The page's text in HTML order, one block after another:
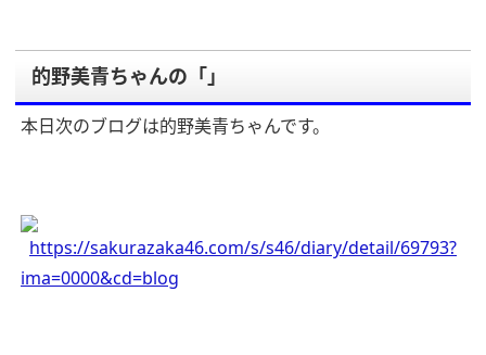
的野美青ちゃんの「」
本日次のブログは的野美青ちゃんです。
https://sakurazaka46.com/s/s46/diary/detail/69793?
ima=0000&cd=blog